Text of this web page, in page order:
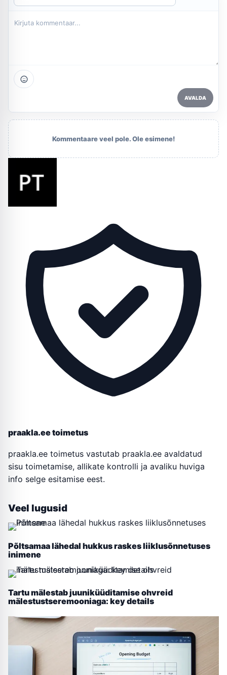
AVALDA
Kommentaare veel pole. Ole esimene!
praakla.ee toimetus
praakla.ee toimetus vastutab praakla.ee avaldatud
sisu toimetamise, allikate kontrolli ja avaliku huviga
info selge esitamise eest.
Veel lugusid
Põltsamaa lähedal hukkus raskes liiklusõnnetuses
inimene
Tartu mälestab juuniküüditamise ohvreid
mälestustseremooniaga: key details